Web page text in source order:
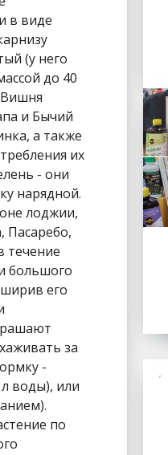
в виде
(у него
до 40
и Бычий
а также
их
- они
нарядной.
лоджии,
Пасаребо,
течение
большого
его
за
-
воды), или
по